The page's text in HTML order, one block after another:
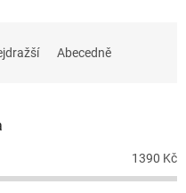
Abecedně
1390 Kč